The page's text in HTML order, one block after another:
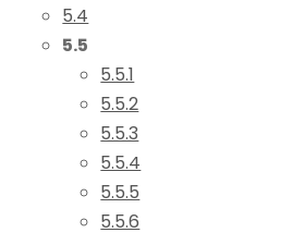
5.4
5.5
5.5.1
5.5.2
5.5.3
5.5.4
5.5.5
5.5.6